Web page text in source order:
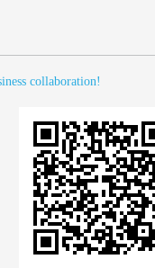
collaboration!